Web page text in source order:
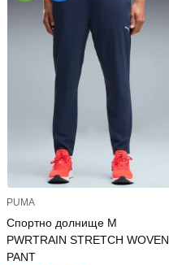
PUMA
Спортно долнище M
PWRTRAIN STRETCH WOVEN
PANT